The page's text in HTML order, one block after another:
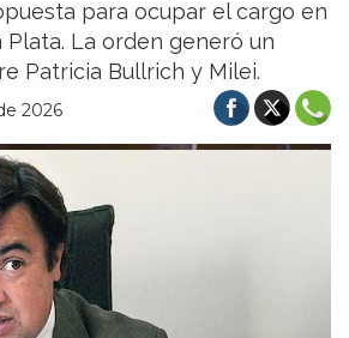
para ocupar el cargo en
La orden generó un
Patricia Bullrich y Milei.
2026